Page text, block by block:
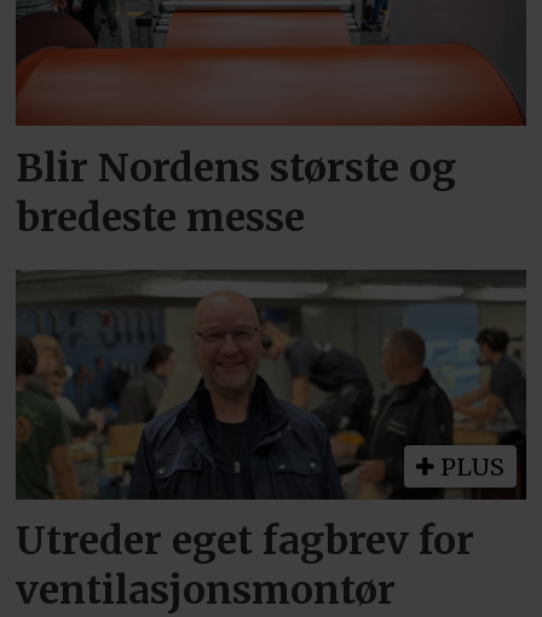
Blir Nordens største og
bredeste messe
PLUS
Utreder eget fagbrev for
ventilasjonsmontør